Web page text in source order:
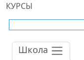
КУРСЫ
Школа